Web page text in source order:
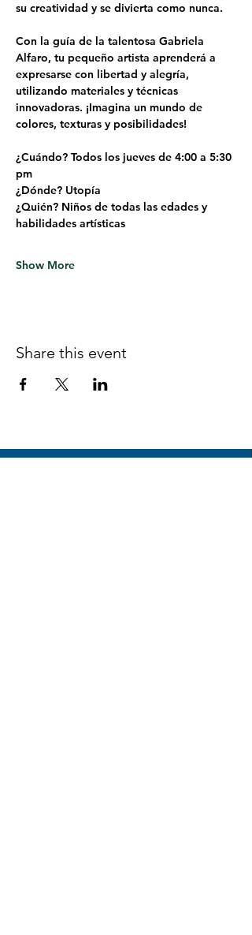
su creatividad y se divierta como nunca.
Con la guía de la talentosa Gabriela
Alfaro, tu pequeño artista aprenderá a
expresarse con libertad y alegría,
utilizando materiales y técnicas
innovadoras. ¡Imagina un mundo de
colores, texturas y posibilidades!
¿Cuándo? Todos los jueves de 4:00 a 5:30
pm
¿Dónde? Utopía
¿Quién? Niños de todas las edades y
habilidades artísticas
Show More
Share this event